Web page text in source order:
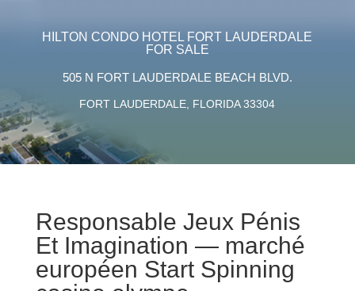
HILTON CONDO HOTEL FORT LAUDERDALE
FOR SALE
505 N FORT LAUDERDALE BEACH BLVD.
FORT LAUDERDALE, FLORIDA 33304
Responsable Jeux Pénis
Et Imagination — marché
européen Start Spinning